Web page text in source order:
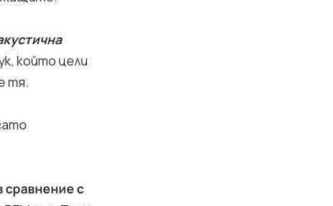
който цели
тя.
сравнение с